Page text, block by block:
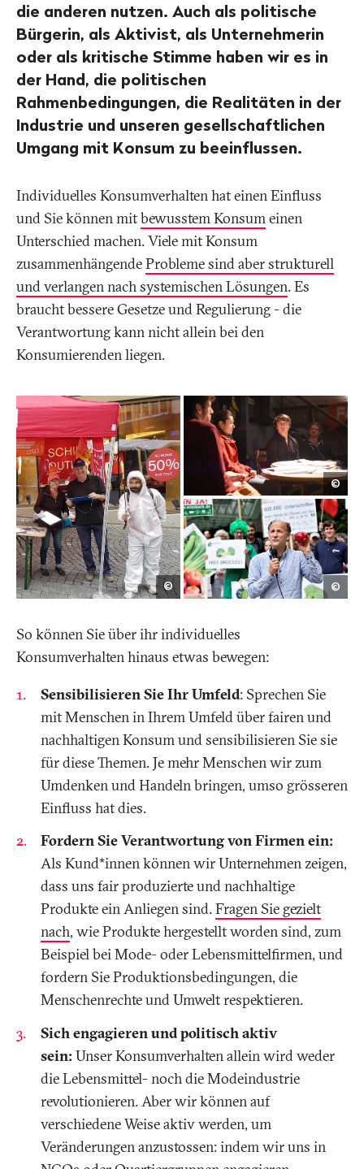
die anderen nutzen. Auch als politische
Bürgerin, als Aktivist, als Unternehmerin
oder als kritische Stimme haben wir es in
der Hand, die politischen
Rahmenbedingungen, die Realitäten in der
Industrie und unseren gesellschaftlichen
Umgang mit Konsum zu beeinflussen.
Individuelles Konsumverhalten hat einen Einfluss
und Sie können mitbewusstem Konsumeinen
Unterschied machen. Viele mit Konsum
zusammenhängendeProbleme sind aber strukturell
und verlangen nach systemischen Lösungen. Es
braucht bessere Gesetze und Regulierung - die
Verantwortung kann nicht allein bei den
Konsumierenden liegen.
©Jérôme
Lebon
Eye
©
©
So können Sie über ihr individuelles
Konsumverhalten hinaus etwas bewegen:
Sensibilisieren Sie Ihr Umfeld: Sprechen Sie
mit Menschen in Ihrem Umfeld über fairen und
nachhaltigen Konsum und sensibilisieren Sie sie
für diese Themen. Je mehr Menschen wir zum
Umdenken und Handeln bringen, umso grösseren
Einfluss hat dies.
Fordern Sie Verantwortung von Firmen ein:
Als Kund*innen können wir Unternehmen zeigen,
dass uns fair produzierte und nachhaltige
Produkte ein Anliegen sind.Fragen Sie gezielt
nach, wie Produkte hergestellt worden sind, zum
Beispiel bei Mode- oder Lebensmittelfirmen, und
fordern Sie Produktionsbedingungen, die
Menschenrechte und Umwelt respektieren.
Sich engagieren und politisch aktiv
sein: Unser Konsumverhalten allein wird weder
die Lebensmittel- noch die Modeindustrie
revolutionieren. Aber wir können auf
verschiedene Weise aktiv werden, um
Veränderungen anzustossen: indem wir uns in